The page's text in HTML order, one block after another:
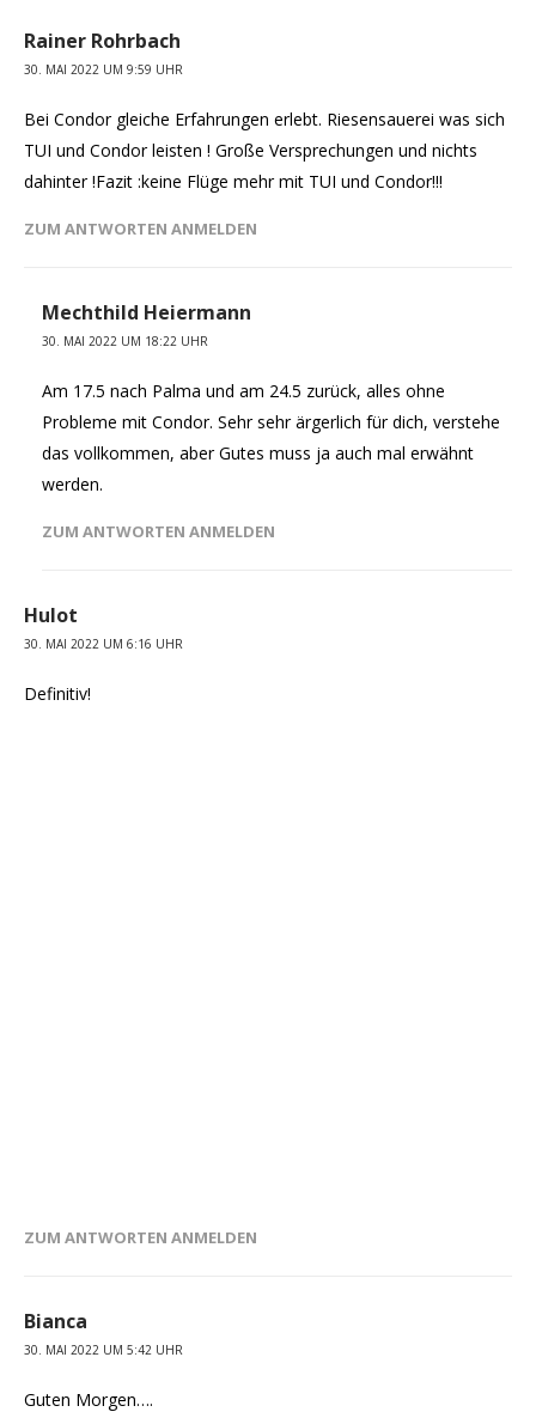
Rainer Rohrbach
30. MAI 2022 UM 9:59 UHR
Bei Condor gleiche Erfahrungen erlebt. Riesensauerei was sich
TUI und Condor leisten ! Große Versprechungen und nichts
dahinter !Fazit :keine Flüge mehr mit TUI und Condor!!!
ZUM ANTWORTEN ANMELDEN
Mechthild Heiermann
30. MAI 2022 UM 18:22 UHR
Am 17.5 nach Palma und am 24.5 zurück, alles ohne
Probleme mit Condor. Sehr sehr ärgerlich für dich, verstehe
das vollkommen, aber Gutes muss ja auch mal erwähnt
werden.
ZUM ANTWORTEN ANMELDEN
Hulot
30. MAI 2022 UM 6:16 UHR
Definitiv!
ZUM ANTWORTEN ANMELDEN
Bianca
30. MAI 2022 UM 5:42 UHR
Guten Morgen….